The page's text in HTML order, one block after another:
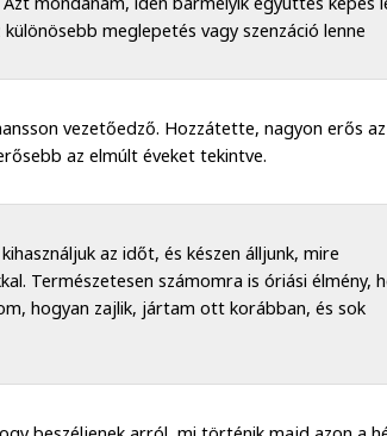
meglepetés vagy szenzáció lenne
vezetőedző. Hozzátette, nagyon erős
az elmúlt éveket tekintve.
az időt, és készen álljunk, mire
Természetesen számomra is óriási élmény,
hogyan zajlik, jártam ott korábban, és sok